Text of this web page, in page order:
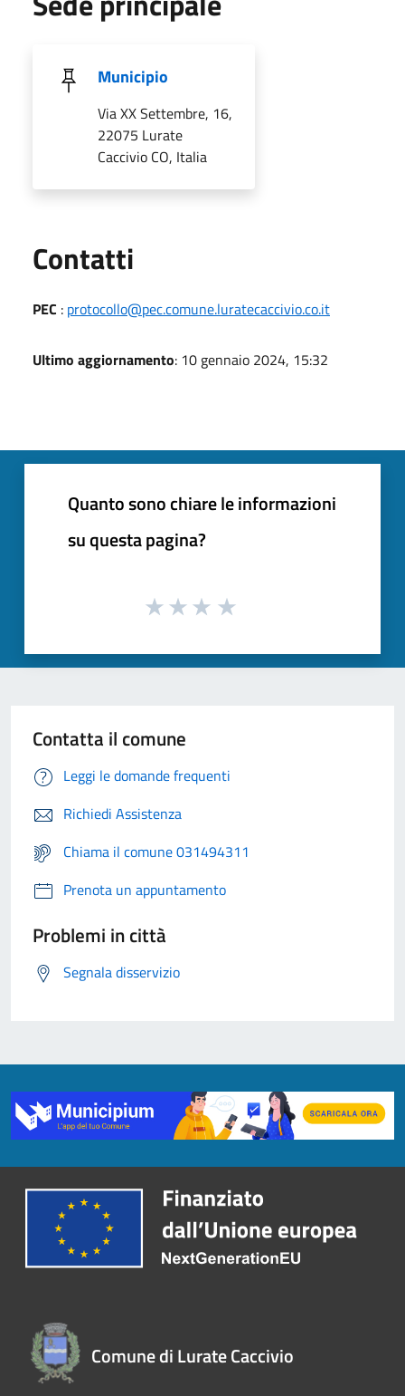
Municipio
Via XX Settembre, 16,
22075 Lurate
Caccivio CO, Italia
Contatti
PEC : protocollo@pec.comune.luratecaccivio.co.it
Ultimo aggiornamento: 10 gennaio 2024, 15:32
Quanto sono chiare le informazioni
su questa pagina?
Contatta il comune
Leggi le domande frequenti
Richiedi Assistenza
Chiama il comune 031494311
Prenota un appuntamento
Problemi in città
Segnala disservizio
Comune di Lurate Caccivio